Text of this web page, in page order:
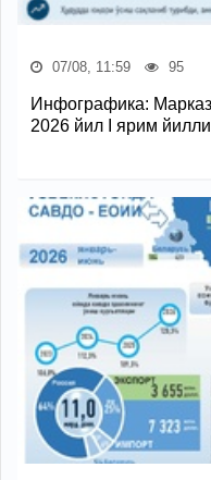
07/08, 11:59 95
Инфографика:
2026 йил I ярим